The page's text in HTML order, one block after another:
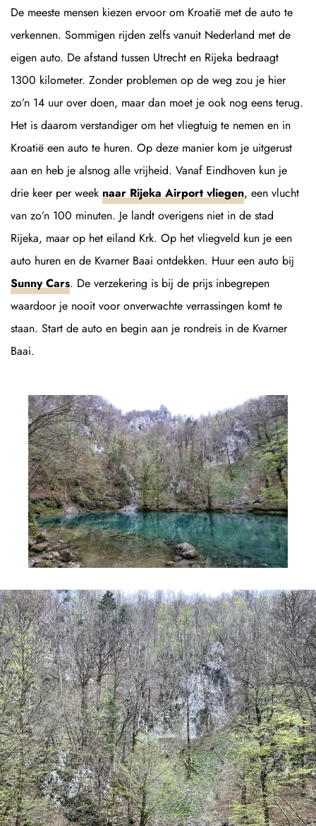
De meeste mensen kiezen ervoor om Kroatië met de auto te
verkennen. Sommigen rijden zelfs vanuit Nederland met de
eigen auto. De afstand tussen Utrecht en Rijeka bedraagt
1300 kilometer. Zonder problemen op de weg zou je hier
zo’n 14 uur over doen, maar dan moet je ook nog eens terug.
Het is daarom verstandiger om het vliegtuig te nemen en in
Kroatië een auto te huren. Op deze manier kom je uitgerust
aan en heb je alsnog alle vrijheid. Vanaf Eindhoven kun je
drie keer per week naar Rijeka Airport vliegen, een vlucht
van zo’n 100 minuten. Je landt overigens niet in de stad
Rijeka, maar op het eiland Krk. Op het vliegveld kun je een
auto huren en de Kvarner Baai ontdekken. Huur een auto bij
Sunny Cars. De verzekering is bij de prijs inbegrepen
waardoor je nooit voor onverwachte verrassingen komt te
staan. Start de auto en begin aan je rondreis in de Kvarner
Baai.